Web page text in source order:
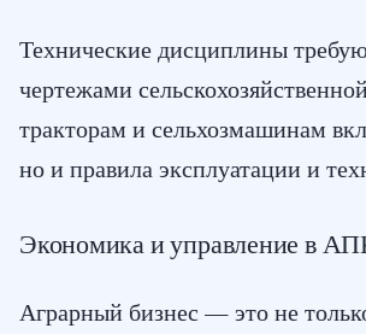
Технические дисциплины
чертежами
тракторам и сельхозмашинам
но и правила эксплуатации и
Экономика и управление в
Аграрный бизнес — это не